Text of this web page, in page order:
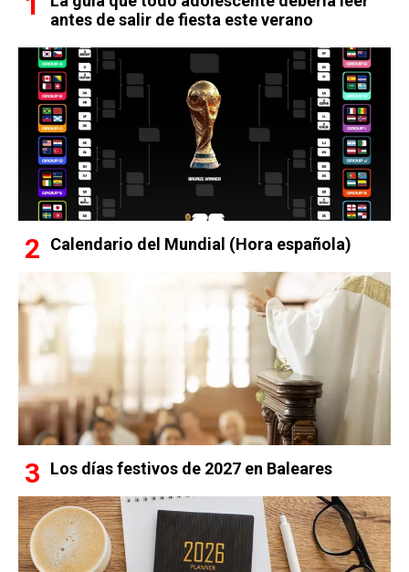
antes de salir de fiesta este verano
Calendario del Mundial (Hora española)
Los días festivos de 2027 en Baleares